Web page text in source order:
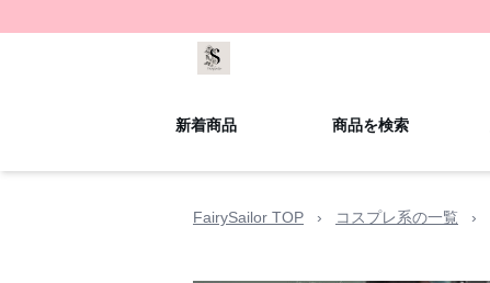
新着商品 商品を検索
FairySailor TOP › コスプレ系の一覧 ›